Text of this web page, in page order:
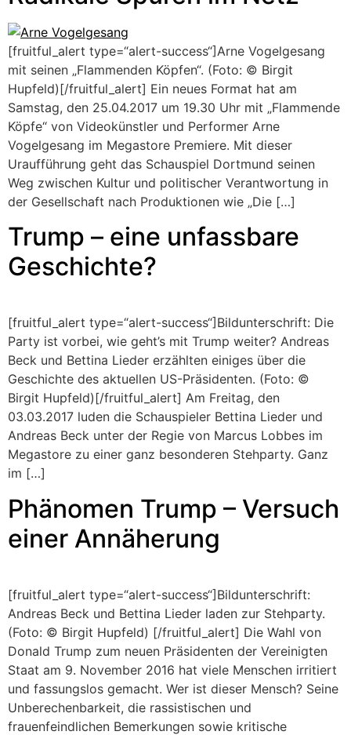
[fruitful_alert type=“alert-success“]Arne Vogelgesang
mit seinen „Flammenden Köpfen“. (Foto: © Birgit
Hupfeld)[/fruitful_alert] Ein neues Format hat am
Samstag, den 25.04.2017 um 19.30 Uhr mit „Flammende
Köpfe“ von Videokünstler und Performer Arne
Vogelgesang im Megastore Premiere. Mit dieser
Uraufführung geht das Schauspiel Dortmund seinen
Weg zwischen Kultur und politischer Verantwortung in
der Gesellschaft nach Produktionen wie „Die […]
Trump – eine unfassbare
Geschichte?
[fruitful_alert type=“alert-success“]Bildunterschrift: Die
Party ist vorbei, wie geht’s mit Trump weiter? Andreas
Beck und Bettina Lieder erzählten einiges über die
Geschichte des aktuellen US-Präsidenten. (Foto: ©
Birgit Hupfeld)[/fruitful_alert] Am Freitag, den
03.03.2017 luden die Schauspieler Bettina Lieder und
Andreas Beck unter der Regie von Marcus Lobbes im
Megastore zu einer ganz besonderen Stehparty. Ganz
im […]
Phänomen Trump – Versuch
einer Annäherung
[fruitful_alert type=“alert-success“]Bildunterschrift:
Andreas Beck und Bettina Lieder laden zur Stehparty.
(Foto: © Birgit Hupfeld) [/fruitful_alert] Die Wahl von
Donald Trump zum neuen Präsidenten der Vereinigten
Staat am 9. November 2016 hat viele Menschen irritiert
und fassungslos gemacht. Wer ist dieser Mensch? Seine
Unberechenbarkeit, die rassistischen und
frauenfeindlichen Bemerkungen sowie kritische